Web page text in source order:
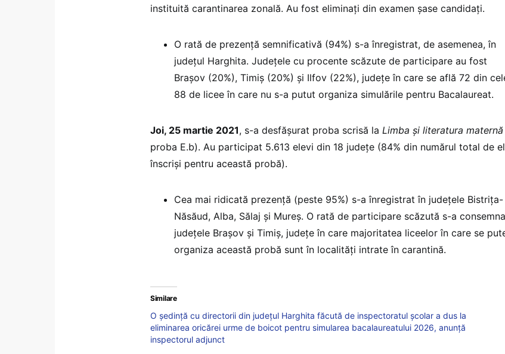
instituită carantinarea zonală. Au fost eliminați din examen șase candidați.
O rată de prezență semnificativă (94%) s-a înregistrat, de asemenea, în
județul Harghita. Județele cu procente scăzute de participare au fost
Brașov (20%), Timiș (20%) și Ilfov (22%), județe în care se află 72 din
88 de licee în care nu s-a putut organiza simulările pentru Bacalaureat.
Joi, 25 martie 2021, s-a desfășurat proba scrisă la Limba și literatura maternă
proba E.b). Au participat 5.613 elevi din 18 județe (84% din numărul total de
înscriși pentru această probă).
Cea mai ridicată prezență (peste 95%) s-a înregistrat în județele Bistrița-
Năsăud, Alba, Sălaj și Mureș. O rată de participare scăzută s-a
județele Brașov și Timiș, județe în care majoritatea liceelor în care se
organiza această probă sunt în localități intrate în carantină.
Similare
O ședință cu directorii din județul Harghita făcută de inspectoratul școlar a dus la
eliminarea oricărei urme de boicot pentru simularea bacalaureatului 2026, anunță
inspectorul adjunct